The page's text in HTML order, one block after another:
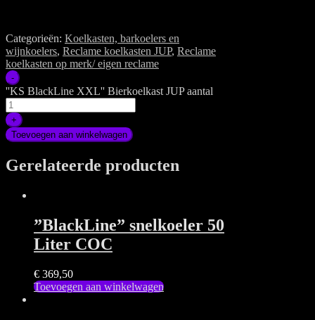
Categorieën: Koelkasten, barkoelers en
wijnkoelers, Reclame koelkasten JUP, Reclame
koelkasten op merk/ eigen reclame
-
''KS BlackLine XXL'' Bierkoelkast JUP aantal
+
Toevoegen aan winkelwagen
Gerelateerde producten
”BlackLine” snelkoeler 50
Liter COC
€ 369,50
Toevoegen aan winkelwagen